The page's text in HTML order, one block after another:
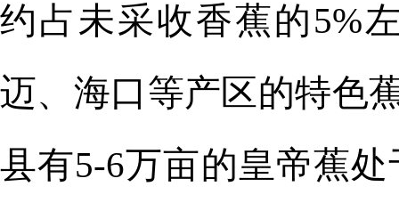
约占未采收香蕉的5%
迈、海口等产区的特色
县有5-6万亩的皇帝蕉